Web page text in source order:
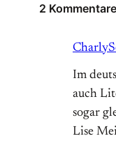
2 Kommentare
Charly
Im
auch
sogar
Lise